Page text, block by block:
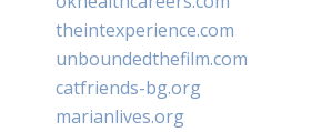
theintexperience.com
unboundedthefilm.com
catfriends-bg.org
marianlives.org